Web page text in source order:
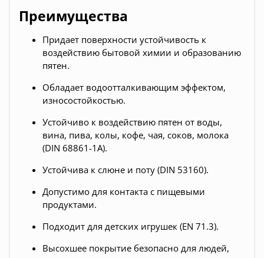
Преимущества
Придает поверхности устойчивость к
воздействию бытовой химии и образованию
пятен.
Обладает водоотталкивающим эффектом,
износостойкостью.
Устойчиво к воздействию пятен от воды,
вина, пива, колы, кофе, чая, соков, молока
(DIN 68861-1А).
Устойчива к слюне и поту (DIN 53160).
Допустимо для контакта с пищевыми
продуктами.
Подходит для детских игрушек (EN 71.3).
Высохшее покрытие безопасно для людей,